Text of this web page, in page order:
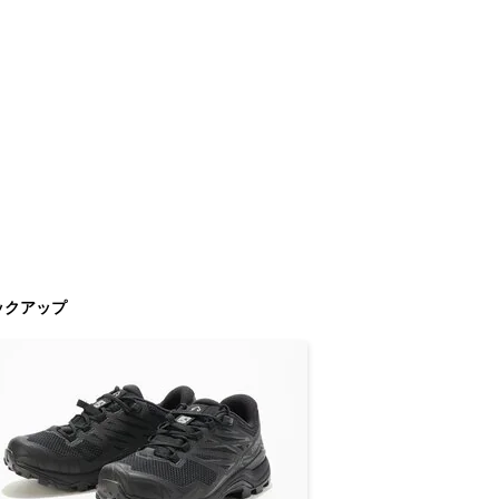
クアップ